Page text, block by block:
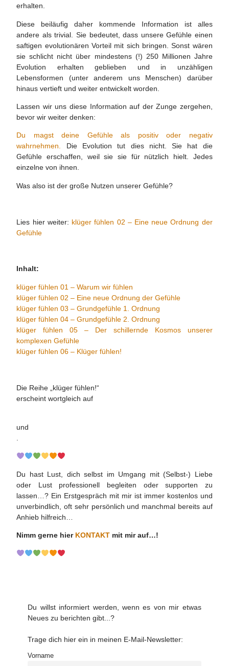
erhalten.
Diese beiläufig daher kommende Information ist alles
andere als trivial. Sie bedeutet, dass unsere Gefühle einen
saftigen evolutionären Vorteil mit sich bringen. Sonst wären
sie schlicht nicht über mindestens (!) 250 Millionen Jahre
Evolution erhalten geblieben und in unzähligen
Lebensformen (unter anderem uns Menschen) darüber
hinaus vertieft und weiter entwickelt worden.
Lassen wir uns diese Information auf der Zunge zergehen,
bevor wir weiter denken:
Du magst deine Gefühle als positiv oder negativ
wahrnehmen. Die Evolution tut dies nicht. Sie hat die
Gefühle erschaffen, weil sie sie für nützlich hielt. Jedes
einzelne von ihnen.
Was also ist der große Nutzen unserer Gefühle?
Lies hier weiter: klüger fühlen 02 – Eine neue Ordnung der
Gefühle
Inhalt:
klüger fühlen 01 – Warum wir fühlen
klüger fühlen 02 – Eine neue Ordnung der Gefühle
klüger fühlen 03 – Grundgefühle 1. Ordnung
klüger fühlen 04 – Grundgefühle 2. Ordnung
klüger fühlen 05 – Der schillernde Kosmos unserer
komplexen Gefühle
klüger fühlen 06 – Klüger fühlen!
Die Reihe „klüger fühlen!“
erscheint wortgleich auf
und
Du hast Lust, dich selbst im Umgang mit (Selbst-) Liebe
oder Lust professionell begleiten oder supporten zu
lassen…? Ein Erstgespräch mit mir ist immer kostenlos und
unverbindlich, oft sehr persönlich und manchmal bereits auf
Anhieb hilfreich…
Nimm gerne hier KONTAKT mit mir auf…!
Du willst informiert werden, wenn es von mir etwas
Neues zu berichten gibt...?
Trage dich hier ein in meinen E-Mail-Newsletter:
Vorname